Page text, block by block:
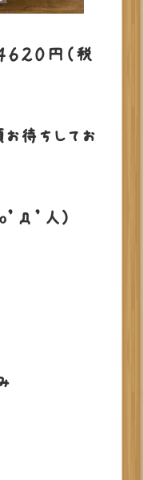
６２０円（税
お待ちしてお
人)